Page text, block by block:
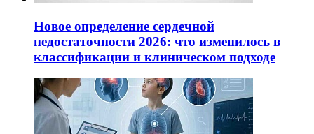
Новое определение сердечной
недостаточности 2026: что изменилось в
классификации и клиническом подходе